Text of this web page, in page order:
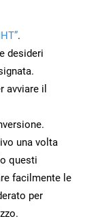
.
desideri
avviare il
una volta
questi
facilmente le
per